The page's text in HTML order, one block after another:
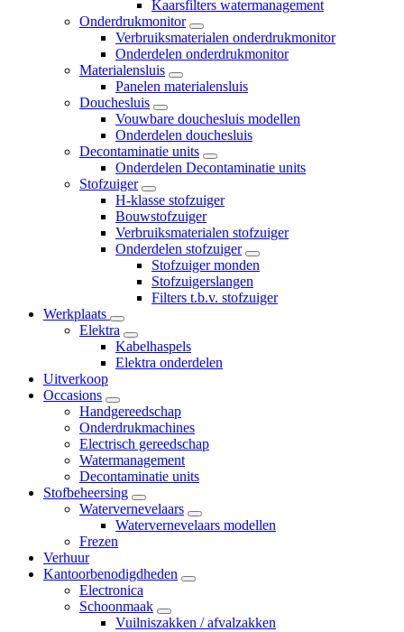
Kaarsfilters watermanagement
Onderdrukmonitor
Verbruiksmaterialen onderdrukmonitor
Onderdelen onderdrukmonitor
Materialensluis
Panelen materialensluis
Douchesluis
Vouwbare douchesluis modellen
Onderdelen douchesluis
Decontaminatie units
Onderdelen Decontaminatie units
Stofzuiger
H-klasse stofzuiger
Bouwstofzuiger
Verbruiksmaterialen stofzuiger
Onderdelen stofzuiger
Stofzuiger monden
Stofzuigerslangen
Filters t.b.v. stofzuiger
Werkplaats
Elektra
Kabelhaspels
Elektra onderdelen
Uitverkoop
Occasions
Handgereedschap
Onderdrukmachines
Electrisch gereedschap
Watermanagement
Decontaminatie units
Stofbeheersing
Watervernevelaars
Watervernevelaars modellen
Frezen
Verhuur
Kantoorbenodigdheden
Electronica
Schoonmaak
Vuilniszakken / afvalzakken